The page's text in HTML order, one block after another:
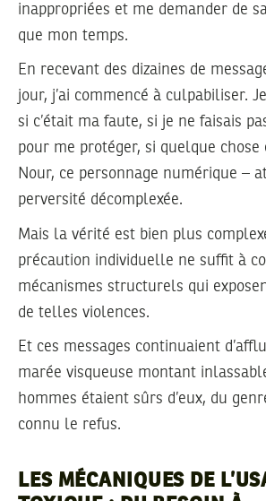
inappropriées et me demander de
que mon temps.
En recevant des dizaines de
jour, j’ai commencé à culpabiliser.
si c’était ma faute, si je ne faisais
pour me protéger, si quelque chose
Nour, ce personnage numérique –
perversité décomplexée.
Mais la vérité est bien plus
précaution individuelle ne suffit à
mécanismes structurels qui
de telles violences.
Et ces messages continuaient
marée visqueuse montant
hommes étaient sûrs d’eux, du
connu le refus.
LES MÉCANIQUES DE